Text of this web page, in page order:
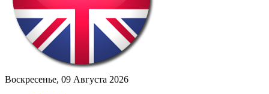
Воскресенье, 09 Августа 2026